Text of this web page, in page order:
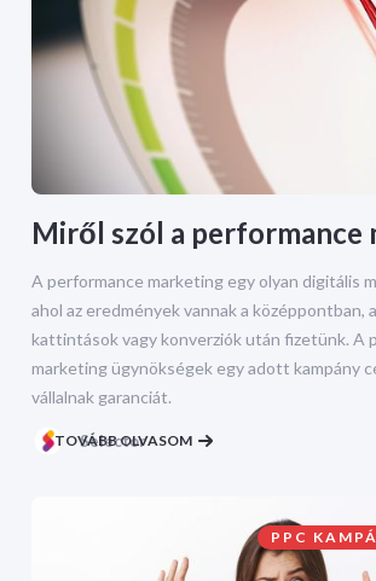
Miről szól a performance
A performance marketing egy olyan digitális
ahol az eredmények vannak a középpontban,
kattintások vagy konverziók után fizetünk. A
marketing ügynökségek egy adott kampány
vállalnak garanciát.
Selector
TOVÁBB OLVASOM
PPC